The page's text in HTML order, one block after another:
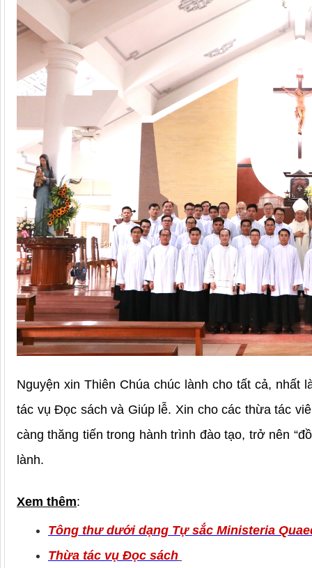
Nguyện xin Thiên Chúa chúc lành cho tất cả,
tác vụ Đọc sách và Giúp lễ. Xin cho các thừa tác
càng thăng tiến trong hành trình đào tạo, trở nên
lành.
Xem thêm:
Tông thư dưới dạng Tự sắc Ministeria
Thừa tác vụ Đọc sách